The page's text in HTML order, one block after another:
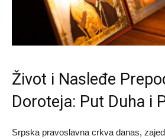
Život i Nasleđe
Doroteja: Put Duha i
Srpska pravoslavna crkva danas,